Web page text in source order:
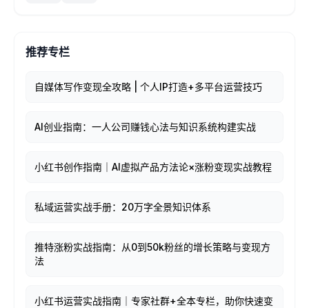
推荐专栏
自媒体写作变现全攻略 | 个人IP打造+多平台运营技巧
AI创业指南：一人公司赚钱心法与知识系统构建实战
小红书创作指南｜AI虚拟产品方法论×涨粉变现实战教程
私域运营实战手册：20万字全景知识体系
推特涨粉实战指南：从0到50k粉丝的增长策略与变现方
法
小红书运营实战指南｜专家社群+全本专栏，助你快速变